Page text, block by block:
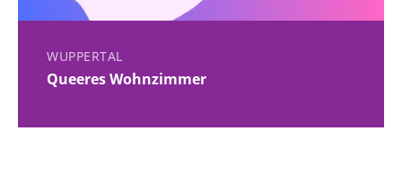
WUPPERTAL
Queeres Wohnzimmer